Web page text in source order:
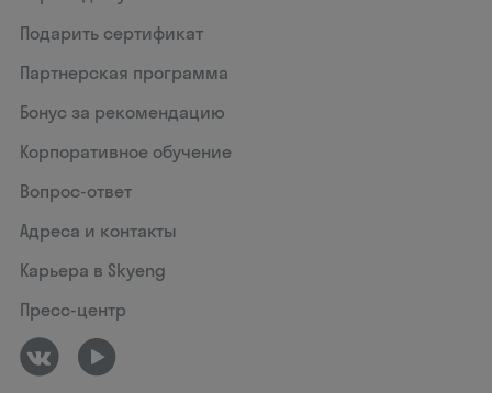
Подарить сертификат
Партнерская программа
Бонус за рекомендацию
Корпоративное обучение
Вопрос-ответ
Адреса и контакты
Карьера в Skyeng
Пресс-центр